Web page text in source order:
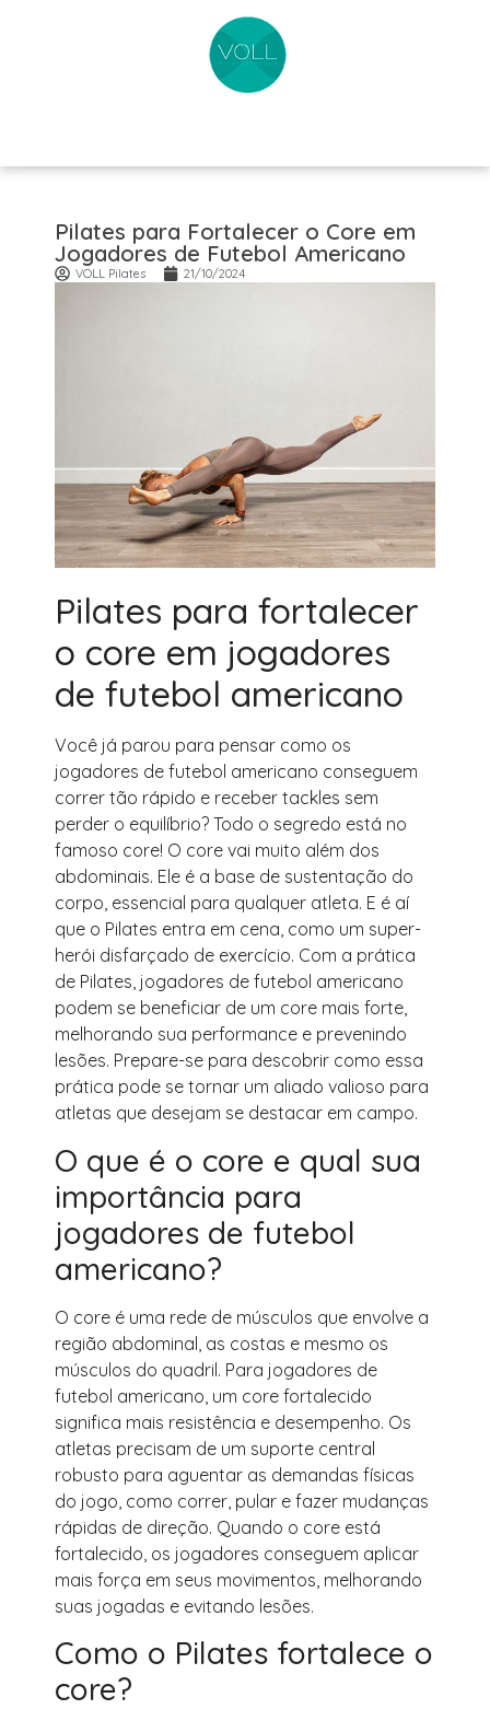
Pilates para Fortalecer o Core em
Jogadores de Futebol Americano
VOLL Pilates 21/10/2024
Pilates para fortalecer
o core em jogadores
de futebol americano
Você já parou para pensar como os
jogadores de futebol americano conseguem
correr tão rápido e receber tackles sem
perder o equilíbrio? Todo o segredo está no
famoso core! O core vai muito além dos
abdominais. Ele é a base de sustentação do
corpo, essencial para qualquer atleta. E é aí
que o Pilates entra em cena, como um super-
herói disfarçado de exercício. Com a prática
de Pilates, jogadores de futebol americano
podem se beneficiar de um core mais forte,
melhorando sua performance e prevenindo
lesões. Prepare-se para descobrir como essa
prática pode se tornar um aliado valioso para
atletas que desejam se destacar em campo.
O que é o core e qual sua
importância para
jogadores de futebol
americano?
O core é uma rede de músculos que envolve a
região abdominal, as costas e mesmo os
músculos do quadril. Para jogadores de
futebol americano, um core fortalecido
significa mais resistência e desempenho. Os
atletas precisam de um suporte central
robusto para aguentar as demandas físicas
do jogo, como correr, pular e fazer mudanças
rápidas de direção. Quando o core está
fortalecido, os jogadores conseguem aplicar
mais força em seus movimentos, melhorando
suas jogadas e evitando lesões.
Como o Pilates fortalece o
core?